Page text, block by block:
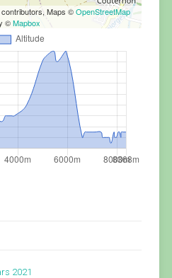
Maps ©OpenStreetMap
©Mapbox
2021